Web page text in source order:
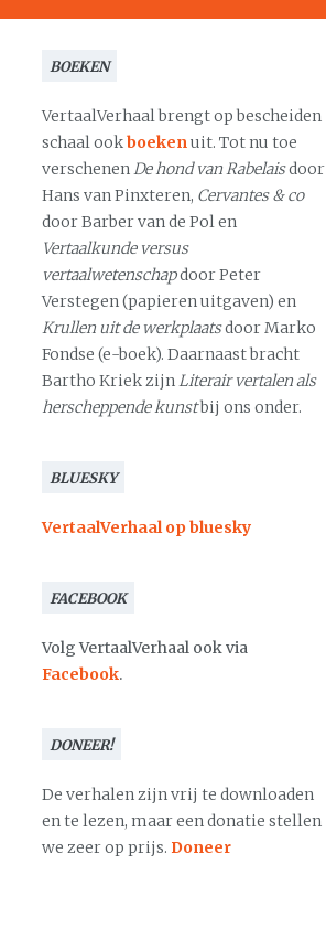
BOEKEN
VertaalVerhaal brengt op bescheiden
schaal ookboekenuit. Tot nu toe
verschenenDe hond van Rabelaisdoor
Hans van Pinxteren, Cervantes & co
door Barber van de Pol en
Vertaalkunde versus
vertaalwetenschapdoor Peter
Verstegen (papieren uitgaven) en
Krullen uit de werkplaatsdoor Marko
Fondse (e-boek). Daarnaast bracht
Bartho Kriek zijnLiterair vertalen als
herscheppende kunstbij ons onder.
BLUESKY
VertaalVerhaal op bluesky
FACEBOOK
Volg VertaalVerhaal ook via
Facebook.
DONEER!
De verhalen zijn vrij te downloaden
en te lezen, maar een donatie stellen
we zeer op prijs. Doneer